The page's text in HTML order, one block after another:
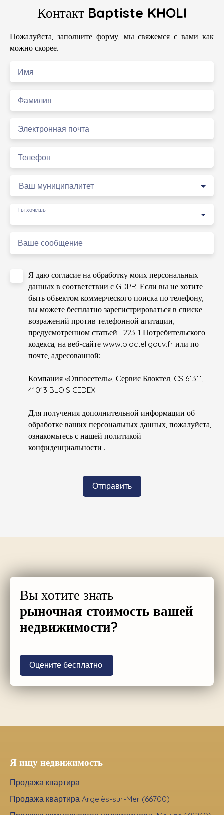
Контакт Baptiste KHOLI
Пожалуйста, заполните форму, мы свяжемся с вами как
можно скорее.
Имя
Фамилия
Электронная почта
Телефон
Ваш муниципалитет
-
Ты хочешь
Ваше сообщение
Я даю согласие на обработку моих персональных
данных в соответствии с GDPR. Если вы не хотите
быть объектом коммерческого поиска по телефону,
вы можете бесплатно зарегистрироваться в списке
возражений против телефонной агитации,
предусмотренном статьей L223-1 Потребительского
кодекса, на веб-сайте www.bloctel.gouv.fr или по
почте, адресованной:
Компания «Оппосетель», Сервис Блоктел, CS 61311,
41013 BLOIS CEDEX.
Для получения дополнительной информации об
обработке ваших персональных данных, пожалуйста,
ознакомьтесь с нашей политикой
конфиденциальности .
Отправить
Вы хотите знать
рыночная стоимость вашей
недвижимости?
Оцените бесплатно!
Я ищу недвижимость
Продажа квартира
Продажа квартира Argelès-sur-Mer (66700)